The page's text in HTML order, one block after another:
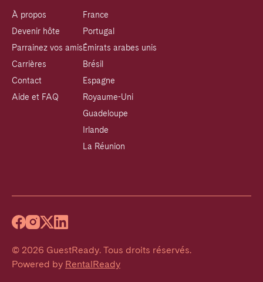
À propos
Devenir hôte
Parrainez vos amis
Carrières
Contact
Aide et FAQ
France
Portugal
Émirats arabes unis
Brésil
Espagne
Royaume-Uni
Guadeloupe
Irlande
La Réunion
© 2026 GuestReady. Tous droits réservés.
Powered by RentalReady